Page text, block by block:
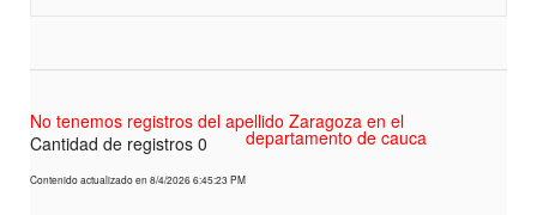
No tenemos registros del apellido Zaragoza en el
departamento de cauca
Cantidad de registros 0
Contenido actualizado en 8/4/2026 6:45:23 PM